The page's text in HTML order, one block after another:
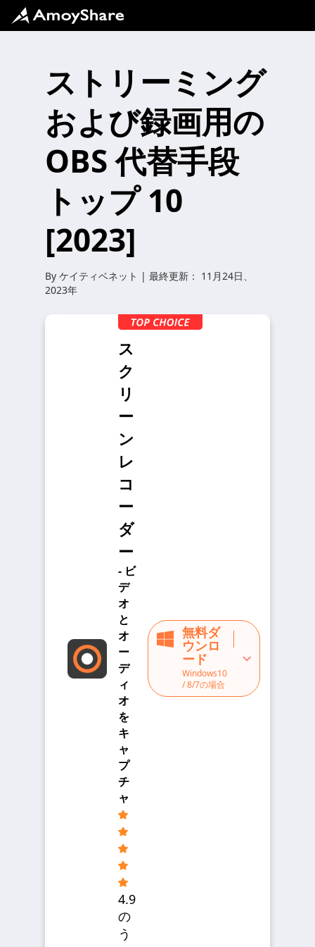
ストリーミング
および録画用の
OBS 代替手段
トップ 10
[2023]
By ケイティベネット | 最終更新： 11月24日、
2023年
ス
ク
リ
ー
ン
レ
コ
ー
ダ
ー
- ビ
デ
オ
と
オ
ー
デ
ィ
オ
を
キ
ャ
プ
チ
ャ
4.9
の
う
無料ダ
ウンロ
ード
Windows10
/ 8/7の場合